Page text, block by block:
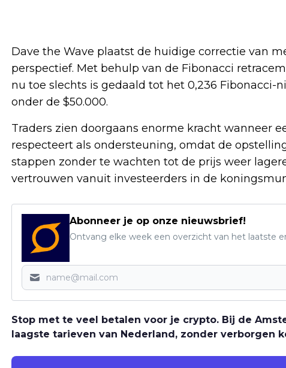
Dave the Wave plaatst de huidige correctie van
perspectief. Met behulp van de Fibonacci
nu toe slechts is gedaald tot het 0,236 Fibonacci-
onder de $50.000.
Traders zien doorgaans enorme kracht wanneer
respecteert als ondersteuning, omdat de
stappen zonder te wachten tot de prijs weer
vertrouwen vanuit investeerders in de
Abonneer je op onze nieuwsbrief!
Ontvang elke week een overzicht van het laatste
Stop met te veel betalen voor je crypto. Bij de
laagste tarieven van Nederland, zonder verborgen